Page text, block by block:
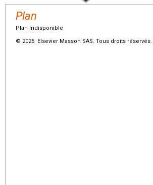
Plan
Plan indisponible
© 2025 Elsevier Masson SAS. Tous droits réservés.